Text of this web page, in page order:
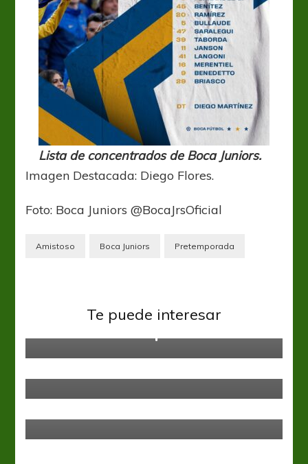
Lista de concentrados de Boca Juniors.
Imagen Destacada: Diego Flores.
Foto: Boca Juniors @BocaJrsOficial
Amistoso Boca Juniors Pretemporada
Te puede interesar
Boca Juniors Supercopa
La vuelta del campeón
Primera Nacional
Se vuelve a cancelar el amistoso